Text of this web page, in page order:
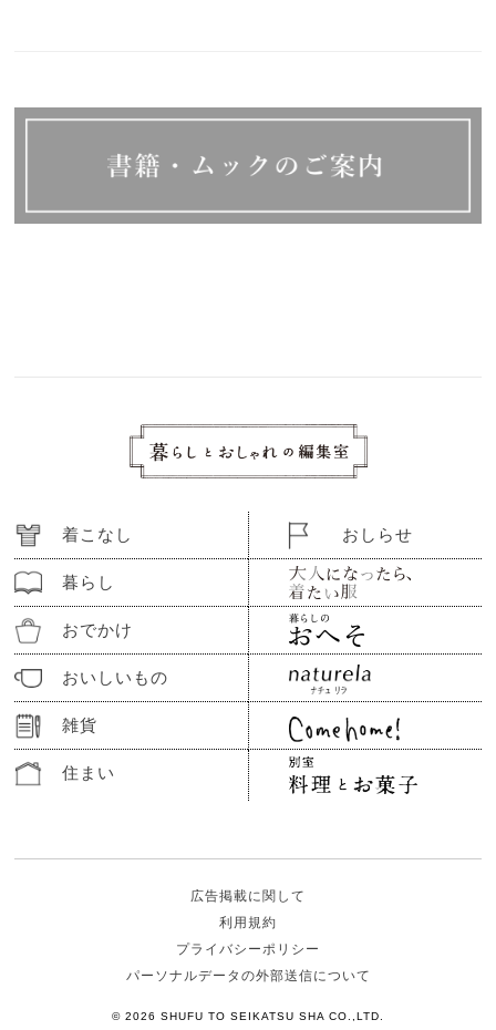
着こなし
暮らし
おでかけ
おいしいもの
雑貨
住まい
おしらせ
広告掲載に関して
利用規約
プライバシーポリシー
パーソナルデータの外部送信について
© 2026 SHUFU TO SEIKATSU SHA CO.,LTD.